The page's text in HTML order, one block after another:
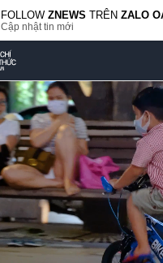
FOLLOWZNEWS TRÊNZALO
Cập nhật tin mới